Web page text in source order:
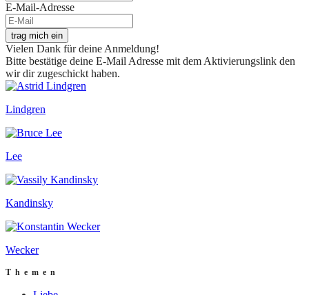
E-Mail-Adresse
trag mich ein
Vielen Dank für deine Anmeldung!
Bitte bestätige deine E-Mail Adresse mit dem Aktivierungslink den
wir dir zugeschickt haben.
Lindgren
Lee
Kandinsky
Wecker
Themen